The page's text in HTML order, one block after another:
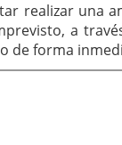
realizar una
a
de forma